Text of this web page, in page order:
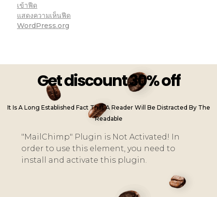
เข้าฟีด
แสดงความเห็นฟีด
WordPress.org
Get discount 30% off
It Is A Long Established Fact That A Reader Will Be Distracted By The
Readable
"MailChimp" Plugin is Not Activated! In
order to use this element, you need to
install and activate this plugin.